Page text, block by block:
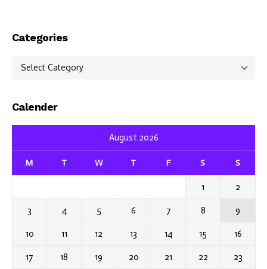
Categories
Categories
Calender
August 2026
M T W T F S S
1 2
3 4 5 6 7 8 9
10 11 12 13 14 15 16
17 18 19 20 21 22 23